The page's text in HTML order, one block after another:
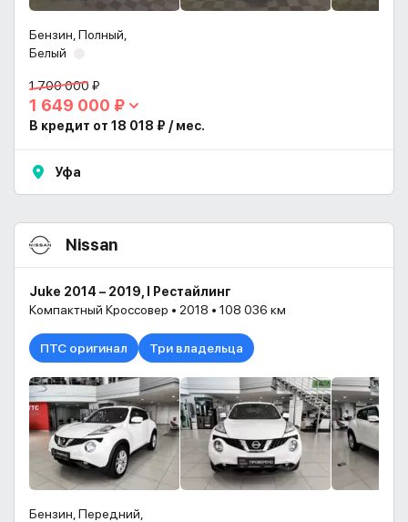
Бензин, Полный,
Белый
1 700 000 ₽
1 649 000 ₽
В кредит от 18 018 ₽ / мес.
Уфа
Nissan
Juke 2014 – 2019, I Рестайлинг
Компактный Кроссовер • 2018 • 108 036 км
ПТС оригинал Три владельца
Бензин, Передний,